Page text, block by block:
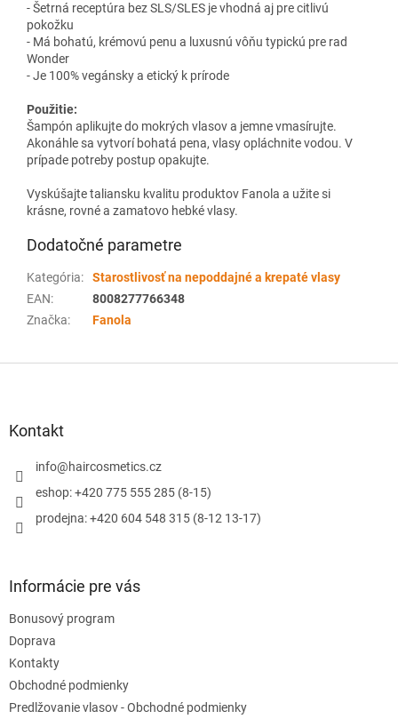
- Šetrná receptúra ​​bez SLS/SLES je vhodná aj pre citlivú
pokožku
- Má bohatú, krémovú penu a luxusnú vôňu typickú pre rad
Wonder
- Je 100% vegánsky a etický k prírode
Použitie:
Šampón aplikujte do mokrých vlasov a jemne vmasírujte.
Akonáhle sa vytvorí bohatá pena, vlasy opláchnite vodou. V
prípade potreby postup opakujte.
Vyskúšajte taliansku kvalitu produktov Fanola a užite si
krásne, rovné a zamatovo hebké vlasy.
Dodatočné parametre
Kategória:
Starostlivosť na nepoddajné a krepaté vlasy
EAN:
8008277766348
Značka: Fanola
Kontakt
info@haircosmetics.cz
eshop: +420 775 555 285 (8-15)
prodejna: +420 604 548 315 (8-12 13-17)
Informácie pre vás
Bonusový program
Doprava
Kontakty
Obchodné podmienky
Predlžovanie vlasov - Obchodné podmienky